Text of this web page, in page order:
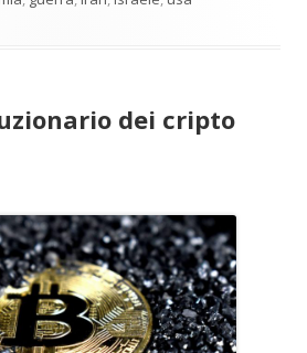
dei cripto